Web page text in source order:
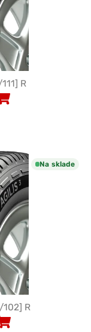
R
Na sklade
102] R